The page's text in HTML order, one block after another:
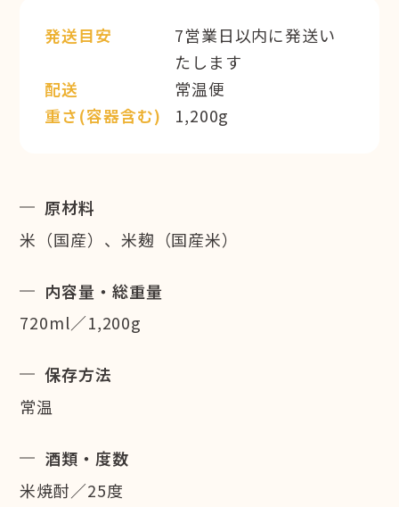
発送目安
7営業日以内に発送い
たします
配送
常温便
重さ(容器含む)
1,200g
原材料
米（国産）、米麹（国産米）
内容量・総重量
720ml／1,200g
保存方法
常温
酒類・度数
米焼酎／25度